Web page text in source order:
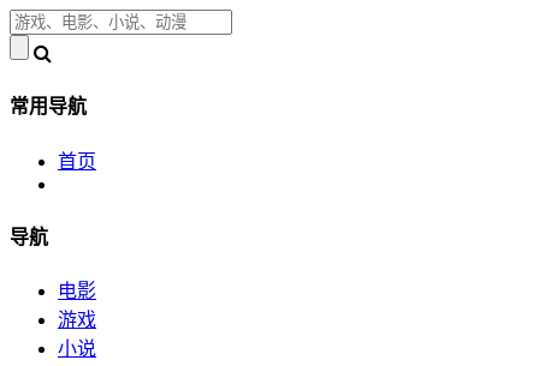
常用导航
首页
导航
电影
游戏
小说